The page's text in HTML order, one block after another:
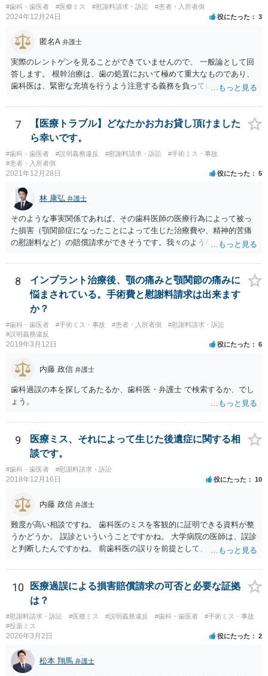
し、又は同項若しくは同条第二項の規定による休業をしたことその他
の妊娠又は出産に関する事由であつて厚生労働省令で定めるものを理
はならない。 ４ 妊娠中の女性労働者及び出産後一年を経過しない女
該解雇が前項に規定する事由を理由とする解雇でないことを証明した
ときは、この限りでない。
益なる事実の不告知があった認められると考えられます。 そのため、
４０万円もかかるとは夢にも思わなかったという事情があれば、不利
益事実の不告知を理由とした取消権を主張することが出来る可能性が
あります（消費者契約法４条２項）。 ②また、保険外治療の必要性に
ついて虚偽の説明があったのであれば、不実告知取消ということも考
えられます（消費者契約法４条１項１号）。 ③そのほか、歯科治療
中、抗らうことが困難な状態で保険外治療の勧誘をされたということ
であれば、最近（令和５年６月１日）施行されたばかりですが、 退去
困難場所（たとえば、待合から診察台へ）に同行された上で困惑して
契約したという類型の取消権（改正消費者契約法４条３項３号）も使
える可能性があります。 一旦、書面で消費者契約法に基づく取消権を
行使するので払えないという 通知をして様子をみるのも手かと思いま
す。 その他、消費生活センターに相談して、間に入ってもらうことも
手かもしれません。
#歯科・歯医者 #医療ミス #慰謝料請求・訴訟 #患者・入所者側
2024年12月24日 役にたった 3
匿名A 弁護士
実際のレントゲンを見ることができていませんので、 一般論として回
答します。 根幹治療は、歯の処置において極めて重大なものであり、
歯科医は、緊密な充填を行うよう注意する義務を負っていると考えら
号事件） 当該義務に違反した場合、診療契約の不履行又は不法行為に
基づく損害賠償請求の可能性が生じます。 慰謝料に関しては、通院慰
謝料といった形での請求になろうかと思います。
7
【医療トラブル】どなたかお力お貸し頂けました
ら幸いです。
#歯科・歯医者 #説明義務違反 #慰謝料請求・訴訟
#手術ミス・事故
#患者・入所者側
2021年12月28日 役にたった 5
林 康弘 弁護士
そのような事実関係であれば、その歯科医師の医療行為によって被っ
た損害（顎関節症になったことによって生じた治療費や、精神的苦痛
の慰謝料など）の賠償請求ができそうです。我々のような弁護士に依
科）の先生の協力等を得ることも必要だと思います。
8
インプラント治療後、顎の痛みと顎関節の痛みに
悩まされている。手術費と慰謝料請求は出来ます
か？
#歯科・歯医者 #手術ミス・事故 #患者・入所者側
#慰謝料請求・訴訟
#説明義務違反
2019年3月12日 役にたった 6
内藤 政信 弁護士
歯科過誤の本を探してあたるか、歯科医・弁護士 で検索するか、でし
ょう。
9
医療ミス、それによって生じた後遺症に関する相
談です。
#歯科・歯医者 #慰謝料請求・訴訟
2018年12月16日 役にたった 10
内藤 政信 弁護士
難度が高い相談ですね。 歯科医のミスを客観的に証明できる資料が整
うかどうか。 誤診といういうことですかね。 大学病院の医師は、誤診
と判断したんですかね。 前歯科医の誤りを前提として、 その医師はど
前医師の診断の誤りに起因するものかどうか、 大学病院の医師は、ど
う見ているんでしょうかね。 歯科医の資格を持ってる弁護士もいます
ね。 そのような弁護士を探すのもいいと思いますね。
10
医療過誤による損害賠償請求の可否と必要な証拠
は？
#慰謝料請求・訴訟 #医療ミス #説明義務違反 #歯科・歯医者
#手術ミス・事故
#投薬ミス
2026年3月2日 役にたった 2
松本 翔馬 弁護士